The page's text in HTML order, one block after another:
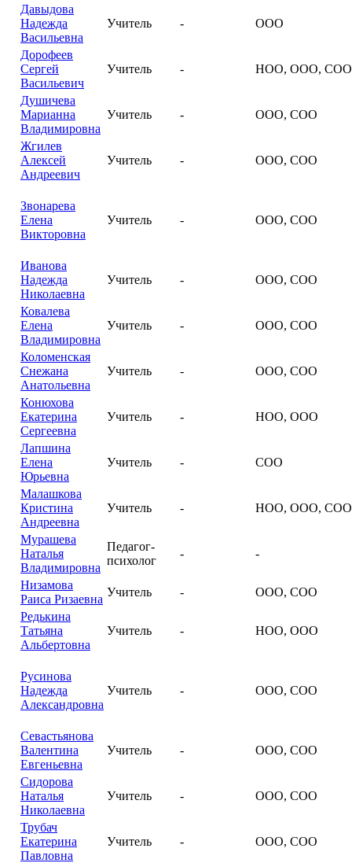
Давыдова
Надежда
Васильевна
Учитель - ООО
Дорофеев
Сергей
Васильевич
Учитель - НОО, ООО, СОО
Душичева
Марианна
Владимировна
Учитель - ООО, СОО
Жгилев
Алексей
Андреевич
Учитель - ООО, СОО
Звонарева
Елена
Викторовна
Учитель - ООО, СОО
Иванова
Надежда
Николаевна
Учитель - ООО, СОО
Ковалева
Елена
Владимировна
Учитель - ООО, СОО
Коломенская
Снежана
Анатольевна
Учитель - ООО, СОО
Конюхова
Екатерина
Сергеевна
Учитель - НОО, ООО
Лапшина
Елена
Юрьевна
Учитель - СОО
Малашкова
Кристина
Андреевна
Учитель - НОО, ООО, СОО
Мурашева
Наталья
Владимировна
Педагог-
психолог
- -
Низамова
Раиса Ризаевна
Учитель -
ООО, СОО
Редькина
Татьяна
Альбертовна
Учитель - НОО, ООО
Русинова
Надежда
Александровна
Учитель - ООО, СОО
Севастьянова
Валентина
Евгеньевна
Учитель - ООО, СОО
Сидорова
Наталья
Николаевна
Учитель - ООО, СОО
Трубач
Екатерина
Павловна
Учитель - ООО, СОО